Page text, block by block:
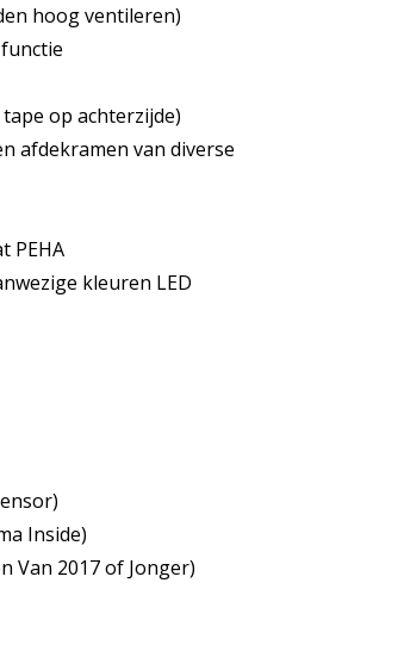
hoog ventileren)
op achterzijde)
afdekramen van diverse
PEHA
kleuren LED
Inside)
Van 2017 of Jonger)